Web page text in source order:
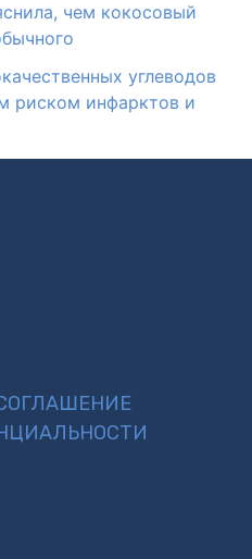
чем кокосовый
углеводов
риском инфарктов и